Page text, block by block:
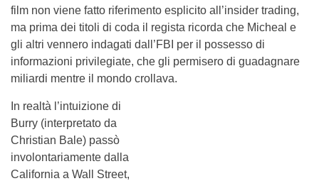
film non viene fatto riferimento esplicito all’insider trading,
ma prima dei titoli di coda il regista ricorda che Micheal e
gli altri vennero indagati dall’FBI per il possesso di
informazioni privilegiate, che gli permisero di guadagnare
miliardi mentre il mondo crollava.
In realtà l’intuizione di
Burry (interpretato da
Christian Bale) passò
involontariamente dalla
California a Wall Street,